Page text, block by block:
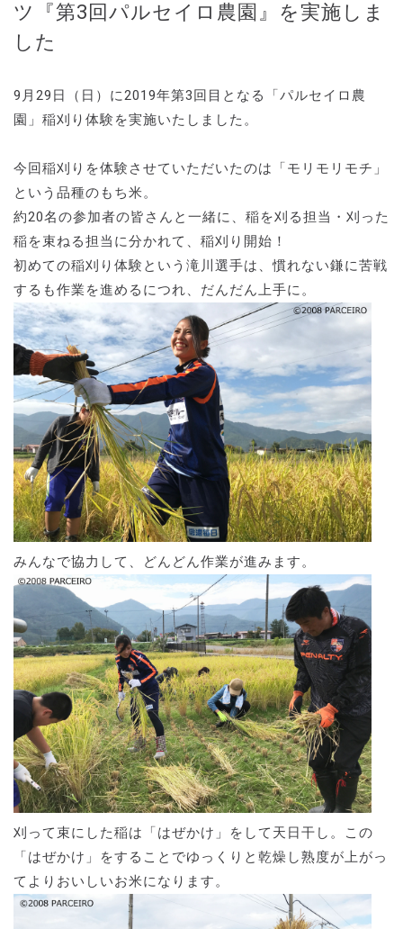
ツ『第3回パルセイロ農園』を実施しま
した
9月29日（日）に2019年第3回目となる「パルセイロ農
園」稲刈り体験を実施いたしました。
今回稲刈りを体験させていただいたのは「モリモリモチ」
という品種のもち米。
約20名の参加者の皆さんと一緒に、稲を刈る担当・刈った
稲を束ねる担当に分かれて、稲刈り開始！
初めての稲刈り体験という滝川選手は、慣れない鎌に苦戦
するも作業を進めるにつれ、だんだん上手に。
みんなで協力して、どんどん作業が進みます。
刈って束にした稲は「はぜかけ」をして天日干し。この
「はぜかけ」をすることでゆっくりと乾燥し熟度が上がっ
てよりおいしいお米になります。